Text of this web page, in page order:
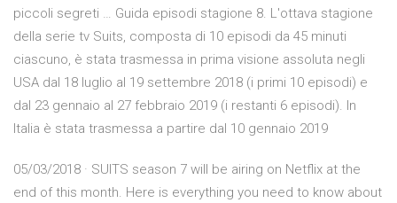
piccoli segreti … Guida episodi stagione 8. L'ottava stagione
della serie tv Suits, composta di 10 episodi da 45 minuti
ciascuno, è stata trasmessa in prima visione assoluta negli
USA dal 18 luglio al 19 settembre 2018 (i primi 10 episodi) e
dal 23 gennaio al 27 febbraio 2019 (i restanti 6 episodi). In
Italia è stata trasmessa a partire dal 10 gennaio 2019
05/03/2018 · SUITS season 7 will be airing on Netflix at the
end of this month. Here is everything you need to know about